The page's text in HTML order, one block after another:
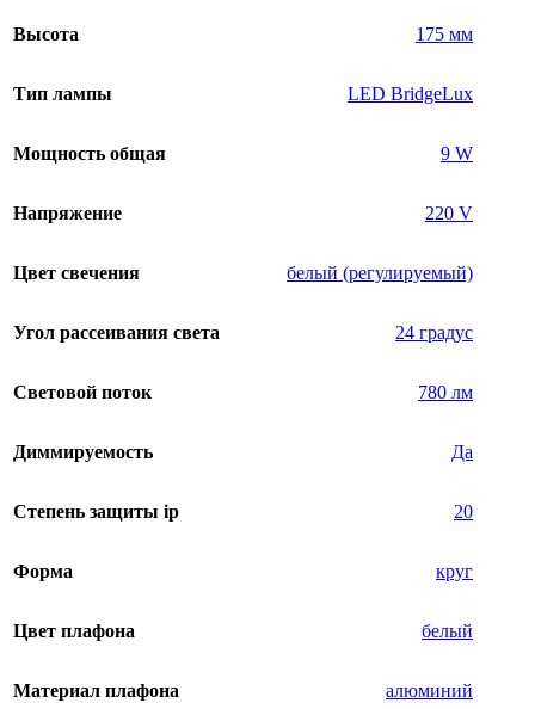
Высота 175 мм
Тип лампы LED BridgeLux
Мощность общая 9 W
Напряжение 220 V
Цвет свечения белый (регулируемый)
Угол рассеивания света 24 градус
Световой поток 780 лм
Диммируемость Да
Степень защиты ip 20
Форма круг
Цвет плафона белый
Материал плафона алюминий